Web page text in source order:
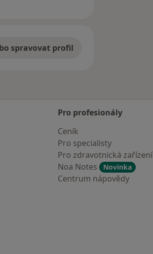
spravovat profil
Pro profesionály
Ceník
Pro specialisty
Pro zdravotnická zařízení
Noa Notes
Novinka
Centrum nápovědy